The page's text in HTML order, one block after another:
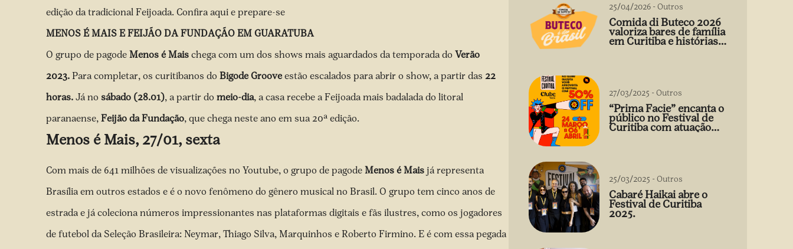
edição da tradicional Feijoada. Confira aqui e prepare-se
MENOS É MAIS E FEIJÃO DA FUNDAÇÃO EM GUARATUBA
O grupo de pagode Menos é Mais chega com um dos shows mais aguardados da temporada do Verão
2023. Para completar, os curitibanos do Bigode Grooveestão escalados para abrir o show, a partir das 22
horas. Já no sábado (28.01), a partir do meio-dia, a casa recebe a Feijoada mais badalada do litoral
paranaense, Feijão da Fundação, que chega neste ano em sua 20ª edição.
Menos é Mais, 27/01, sexta
Com mais de 641 milhões de visualizações no Youtube, o grupo de pagode Menos é Mais já representa
Brasília em outros estados e é o novo fenômeno do gênero musical no Brasil. O grupo tem cinco anos de
estrada e já coleciona números impressionantes nas plataformas digitais e fãs ilustres, como os jogadores
de futebol da Seleção Brasileira: Neymar, Thiago Silva, Marquinhos e Roberto Firmino. E é com essa pegada
25/04/2026 -Outros
Comida di Buteco 2026
valoriza bares de família
em Curitiba e histórias
27/03/2025 -Outros
“Prima Facie” encanta o
público no Festival de
Curitiba com atuação
arrebatadora de Débora
25/03/2025 -Outros
Cabaré Haikai abre o
Festival de Curitiba
2025.